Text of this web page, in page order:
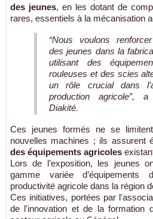
des jeunes, en les dotant de
rares, essentiels à la mécanisation
“Nous voulons
des jeunes dans la
utilisant des
rouleuses et des scies
un rôle crucial dans
production agricole”,
Diakité.
Ces jeunes formés ne se
nouvelles machines ; ils assurent
des équipements agricoles
Lors de l’exposition, les jeunes
gamme variée
productivité agricole dans la région
Ces initiatives, portées par
de l'innovation et de la formation